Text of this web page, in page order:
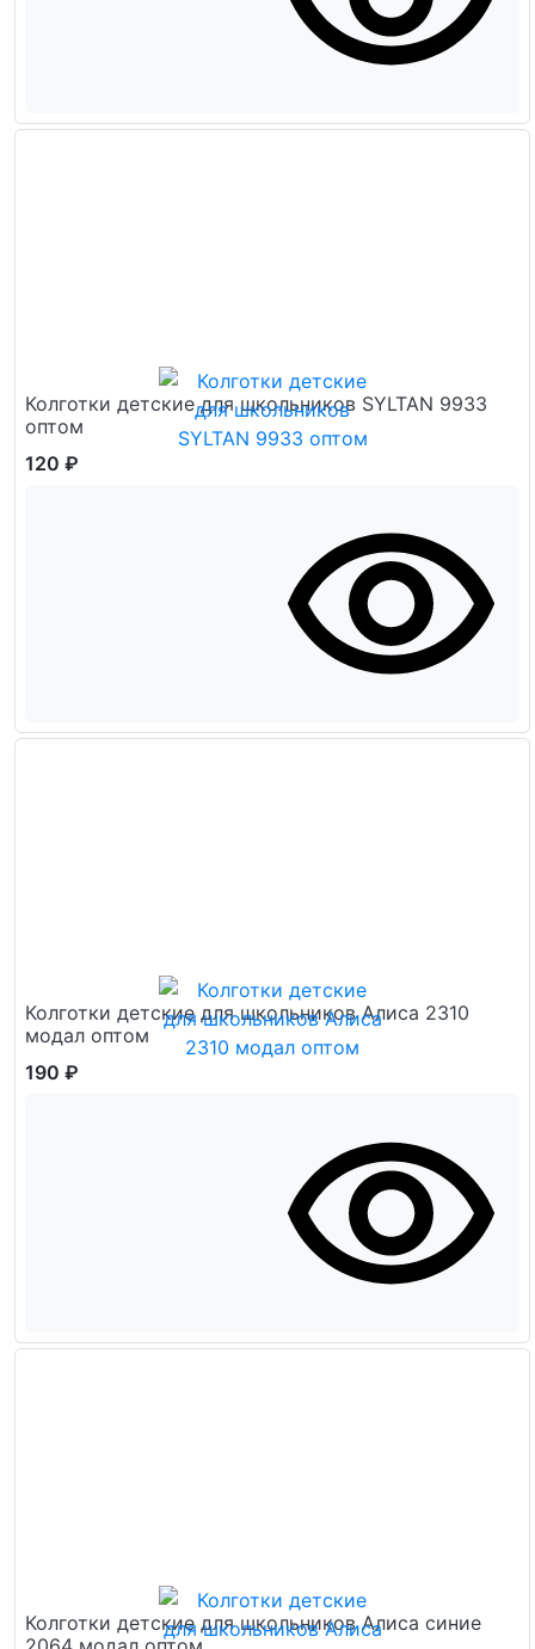
Колготки детские для школьников SYLTAN 9933
оптом
120 ₽
Колготки детские для школьников Алиса 2310
модал оптом
190 ₽
Колготки детские для школьников Алиса синие